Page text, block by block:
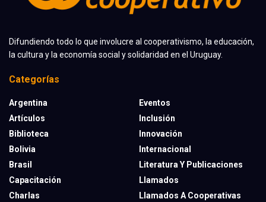
Difundiendo todo lo que involucre al cooperativismo, la educación,
la cultura y la economía social y solidaridad en el Uruguay.
Categorías
Argentina
Artículos
Biblioteca
Bolivia
Brasil
Capacitación
Charlas
Eventos
Inclusión
Innovación
Internacional
Literatura Y Publicaciones
Llamados
Llamados A Cooperativas